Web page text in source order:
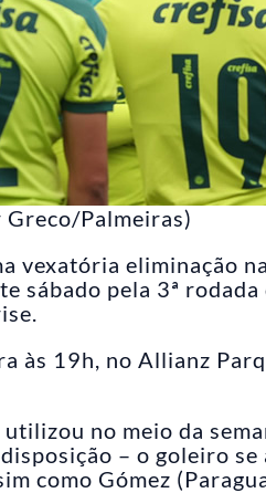
Greco/Palmeiras)
vexatória eliminação
sábado pela 3ª
às 19h, no Allianz
no meio da
– o goleiro
como Gómez